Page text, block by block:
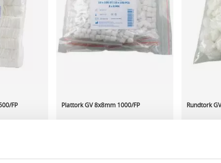
FP Plattork GV 8x8mm 1000/FP Rundtork